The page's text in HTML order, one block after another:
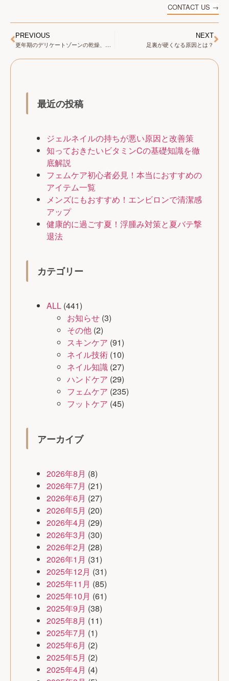
CONTACT US →
PREVIOUS
更年期のデリケートゾーンの乾燥、そのままにしていませんか？
NEXT
足裏が硬くなる原因とは？
最近の投稿
ジェルネイルの持ちが悪い原因と改善策
知っておきたいビタミンCの基礎知識を徹
底解説
フェムケア初心者必見！本当におすすめの
アイテム一覧
メンズにもおすすめ！エンビロンで清潔感
アップ
健康的に過ごす夏！浮腫み対策と夏バテ撃
退法
カテゴリー
ALL (441)
お知らせ (3)
その他 (2)
スキンケア (91)
ネイル技術 (10)
ネイル知識 (27)
ハンドケア (29)
フェムケア (235)
フットケア (45)
アーカイブ
2026年8月 (8)
2026年7月 (21)
2026年6月 (27)
2026年5月 (20)
2026年4月 (29)
2026年3月 (30)
2026年2月 (28)
2026年1月 (31)
2025年12月 (31)
2025年11月 (85)
2025年10月 (61)
2025年9月 (38)
2025年8月 (11)
2025年7月 (1)
2025年6月 (2)
2025年5月 (2)
2025年4月 (4)